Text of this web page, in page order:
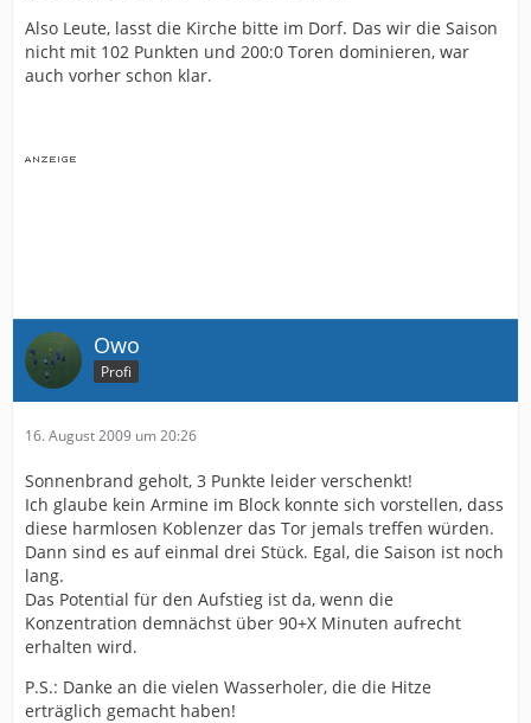
Also Leute, lasst die Kirche bitte im Dorf. Das wir die Saison
nicht mit 102 Punkten und 200:0 Toren dominieren, war
auch vorher schon klar.
Owo
Profi
16. August 2009 um 20:26
Sonnenbrand geholt, 3 Punkte leider verschenkt!
Ich glaube kein Armine im Block konnte sich vorstellen, dass
diese harmlosen Koblenzer das Tor jemals treffen würden.
Dann sind es auf einmal drei Stück. Egal, die Saison ist noch
lang.
Das Potential für den Aufstieg ist da, wenn die
Konzentration demnächst über 90+X Minuten aufrecht
erhalten wird.
P.S.: Danke an die vielen Wasserholer, die die Hitze
erträglich gemacht haben!